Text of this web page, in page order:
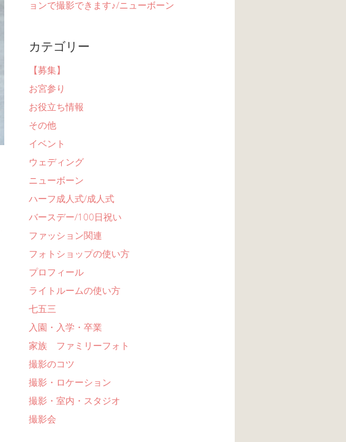
ョンで撮影できます♪/ニューボーン
カテゴリー
【募集】
お宮参り
お役立ち情報
その他
イベント
ウェディング
ニューボーン
ハーフ成人式/成人式
バースデー/100日祝い
ファッション関連
フォトショップの使い方
プロフィール
ライトルームの使い方
七五三
入園・入学・卒業
家族 ファミリーフォト
撮影のコツ
撮影・ロケーション
撮影・室内・スタジオ
撮影会